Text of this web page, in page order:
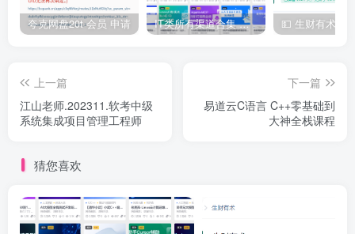
夸克网盘20t 会员 申请 IT类所有渠道合集 持续日更，目前近四千多条资源 年费用户微信私信获取权限
上一篇
江山老师.202311.软考中级
系统集成项目管理工程师
下一篇
易道云C语言 C++零基础到
大神全栈课程
猜您喜欢